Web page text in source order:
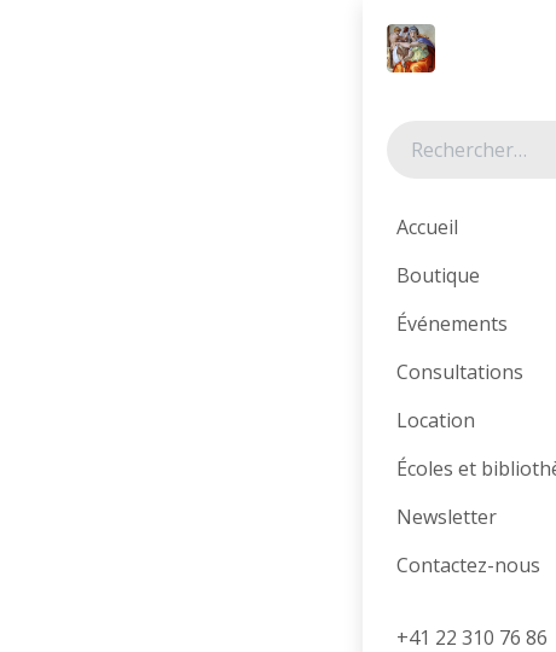
Accueil
Boutique
Événements
Consultations
Location
Écoles et
Newsletter
Contactez-nous
+41 22 310 76 86
Tous les produits